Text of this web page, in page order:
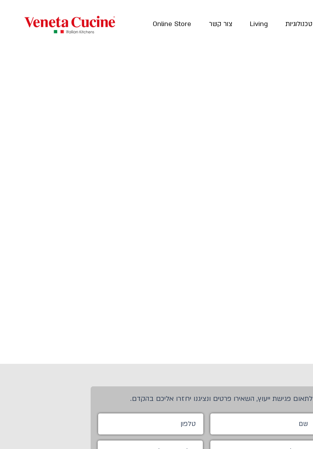
טכנולוגיות Living צור קשר Online Store
לתאום פגישת ייעוץ, השאירו פרטים ונציגנו יחזרו אליכם בהקדם.